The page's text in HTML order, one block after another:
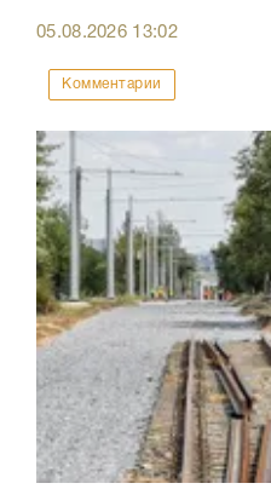
05.08.2026 13:02
Комментарии